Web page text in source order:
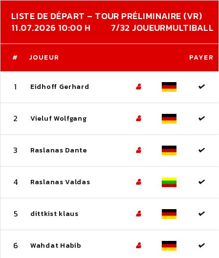
LISTE DE DÉPART – TOUR PRÉLIMINAIRE (VR)
MULTIBALL
11.07.2026 10:00 H 7/32 JOUEUR
# JOUEUR PAYER
1 Eidhoff Gerhard
2 Vieluf Wolfgang
3 Raslanas Dante
4 Raslanas Valdas
5 dittkist klaus
6 Wahdat Habib